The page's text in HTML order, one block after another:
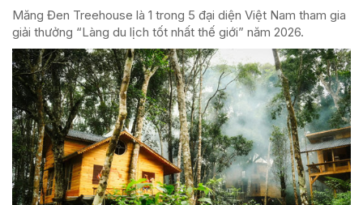
Măng Đen Treehouse là 1 trong 5 đại diện Việt Nam tham gia
giải thưởng “Làng du lịch tốt nhất thế giới” năm 2026.